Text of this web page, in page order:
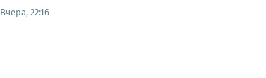
Вчера, 22:16